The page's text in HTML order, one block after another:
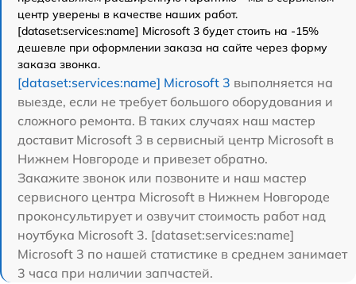
центр уверены в качестве наших работ.
[dataset:services:name] Microsoft 3 будет стоить на -15%
дешевле при оформлении заказа на сайте через форму
заказа звонка.
[dataset:services:name] Microsoft 3 выполняется на
выезде, если не требует большого оборудования и
сложного ремонта. В таких случаях наш мастер
доставит Microsoft 3 в сервисный центр Microsoft в
Нижнем Новгороде и привезет обратно.
Закажите звонок или позвоните и наш мастер
сервисного центра Microsoft в Нижнем Новгороде
проконсультирует и озвучит стоимость работ над
ноутбука Microsoft 3. [dataset:services:name]
Microsoft 3 по нашей статистике в среднем занимает
3 часа при наличии запчастей.